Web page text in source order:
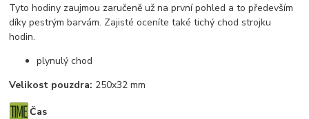
Tyto hodiny zaujmou zaručeně už na první pohled a to především
díky pestrým barvám. Zajisté oceníte také tichý chod strojku
hodin.
plynulý chod
Velikost pouzdra: 250x32 mm
Čas